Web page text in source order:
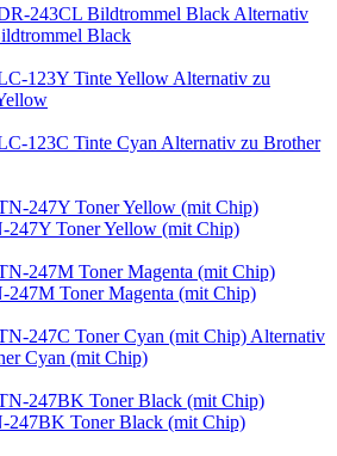
Alternativ
Black
Alternativ zu
Alternativ zu Brother
247Y Toner Yellow (mit Chip)
Toner Magenta (mit Chip)
Alternativ
Cyan (mit Chip)
247BK Toner Black (mit Chip)